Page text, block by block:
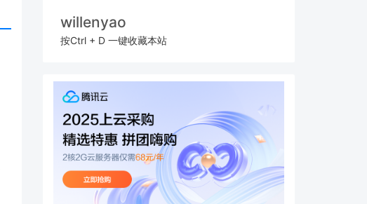
willenyao
按Ctrl + D 一键收藏本站